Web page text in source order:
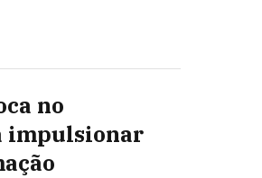
no
impulsionar